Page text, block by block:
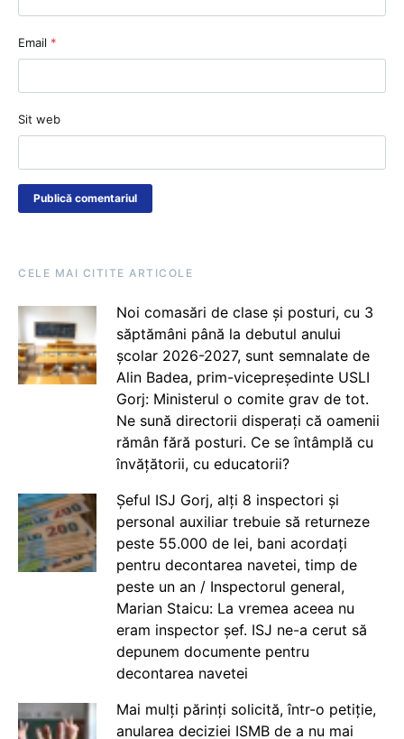
Email *
Sit web
CELE MAI CITITE ARTICOLE
Noi comasări de clase și posturi, cu 3
săptămâni până la debutul anului
școlar 2026-2027, sunt semnalate de
Alin Badea, prim-vicepreședinte USLI
Gorj: Ministerul o comite grav de tot.
Ne sună directorii disperați că oamenii
rămân fără posturi. Ce se întâmplă cu
învățătorii, cu educatorii?
Șeful ISJ Gorj, alți 8 inspectori și
personal auxiliar trebuie să returneze
peste 55.000 de lei, bani acordați
pentru decontarea navetei, timp de
peste un an / Inspectorul general,
Marian Staicu: La vremea aceea nu
eram inspector șef. ISJ ne-a cerut să
depunem documente pentru
decontarea navetei
Mai mulți părinți solicită, într-o petiție,
anularea deciziei ISMB de a nu mai